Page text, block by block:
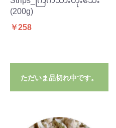
(200g)
￥258
ただいま品切れ中です。